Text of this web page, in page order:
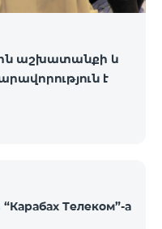
աշխատանքի և
է
Телеком”-а